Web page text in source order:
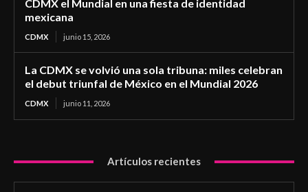
CDMX el Mundial en una fiesta de identidad
mexicana
CDMX junio 15, 2026
La CDMX se volvió una sola tribuna: miles celebran
el debut triunfal de México en el Mundial 2026
CDMX junio 11, 2026
Artículos recientes